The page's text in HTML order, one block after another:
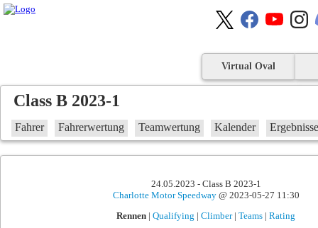
Virtual Oval
Class B 2023-1
Fahrer Fahrerwertung Teamwertung Kalender Ergebnisse
24.05.2023 - Class B 2023-1
Charlotte Motor Speedway@ 2023-05-27 11:30
Rennen |Qualifying |Climber|Teams |Rating